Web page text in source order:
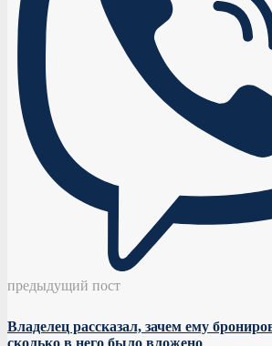
предыдущий пост
Владелец рассказал, зачем ему
сколько в него было вложено